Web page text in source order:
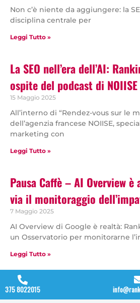
Non c’è niente da aggiungere: la
disciplina centrale per
Leggi Tutto »
La SEO nell’era dell’AI:
ospite del podcast di NOIISE
15 Maggio 2025
All’interno di “Rendez-vous sur le
dell’agenzia francese NOIISE,
marketing con
Leggi Tutto »
Pausa Caffè – AI Overview
via il monitoraggio
7 Maggio 2025
AI Overview di Google è realtà:
un Osservatorio per monitorarne
Leggi Tutto »
375 8022015